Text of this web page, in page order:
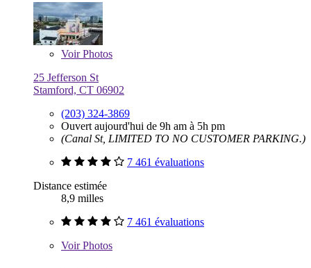
VoirPhotos
25 Jefferson St
Stamford, CT 06902
(203) 324-3869
Ouvert aujourd'hui de 9h am à 5h pm
(Canal St, LIMITED TO NO CUSTOMER PARKING.)
7 461 évaluations
Distance estimée
8,9 milles
7 461 évaluations
VoirPhotos